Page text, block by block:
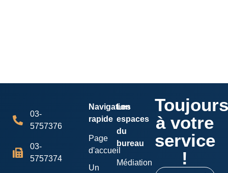
03-
5757376
03-
5757374
Navigation
rapide
Page
d'accueil
Un
Les
espaces
du
bureau
Médiation
Toujours
à votre
service
!